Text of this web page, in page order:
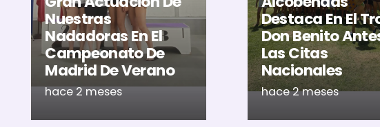
Nuestras
Nadadoras En El
Campeonato De
Madrid De Verano
hace 2 meses
Destaca En El
Don Benito
Las Citas
Nacionales
hace 2 meses